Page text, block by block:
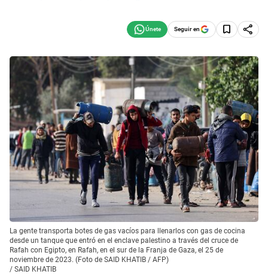
Seguir en
La gente transporta botes de gas vacíos para llenarlos con gas de cocina
desde un tanque que entró en el enclave palestino a través del cruce de
Rafah con Egipto, en Rafah, en el sur de la Franja de Gaza, el 25 de
noviembre de 2023. (Foto de SAID KHATIB / AFP)
/ SAID KHATIB